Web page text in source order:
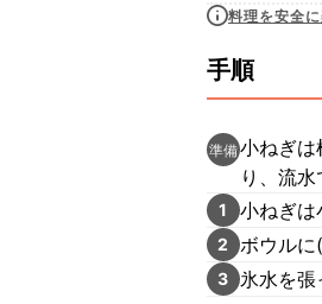
料理を安全
手順
準備小ねぎは
り、流水
1 小ねぎは
2 ボウルに
3 氷水を張